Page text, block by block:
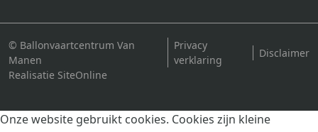
© Ballonvaartcentrum Van
Manen
Privacy
verklaring
Disclaimer
Realisatie SiteOnline
Onze website gebruikt cookies. Cookies zijn kleine